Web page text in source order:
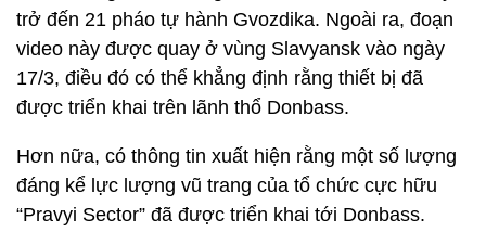
trở đến 21 pháo tự hành Gvozdika. Ngoài ra, đoạn
video này được quay ở vùng Slavyansk vào ngày
17/3, điều đó có thể khẳng định rằng thiết bị đã
được triển khai trên lãnh thổ Donbass.
Hơn nữa, có thông tin xuất hiện rằng một số lượng
đáng kể lực lượng vũ trang của tổ chức cực hữu
“Pravyi Sector” đã được triển khai tới Donbass.